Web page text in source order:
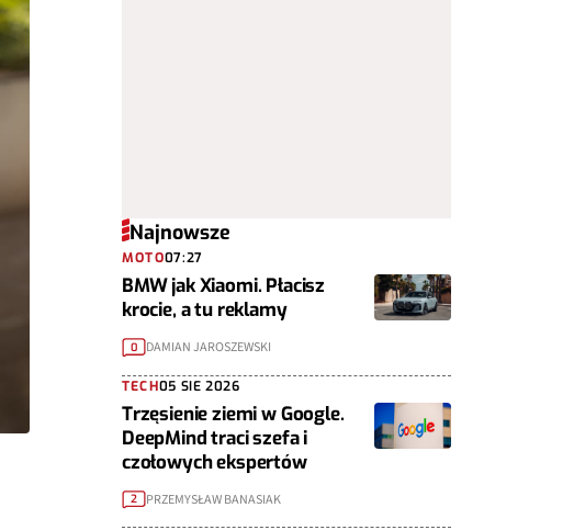
Najnowsze
MOTO07:27
BMW jak Xiaomi. Płacisz
krocie, a tu reklamy
0 DAMIAN JAROSZEWSKI
TECH05 SIE 2026
Trzęsienie ziemi w Google.
DeepMind traci szefa i
czołowych ekspertów
2 PRZEMYSŁAW BANASIAK